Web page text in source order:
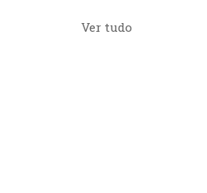
Ver tudo